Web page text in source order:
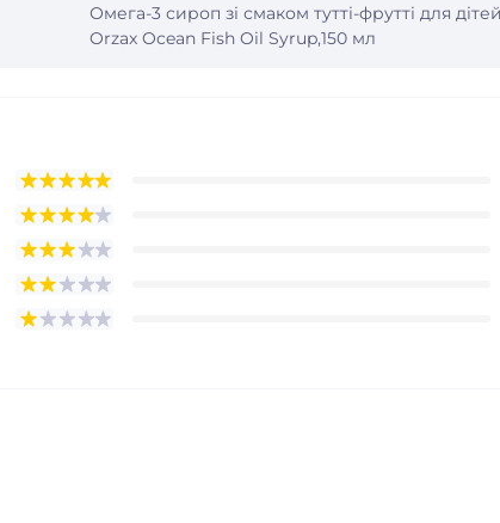
Омега-3 сироп зі смаком тутті-фрутті для
Orzax Ocean Fish Oil Syrup,150 мл